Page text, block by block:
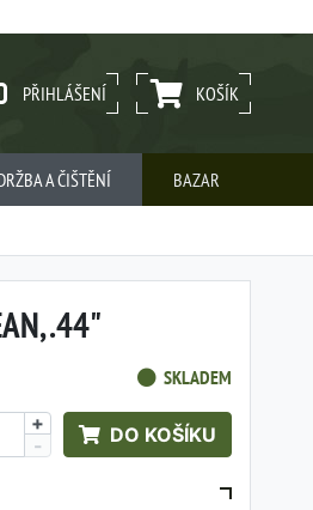
PŘIHLÁŠENÍ KOŠÍK
A ČIŠTĚNÍ BAZAR
.44"
SKLADEM
+
-
DO KOŠÍKU